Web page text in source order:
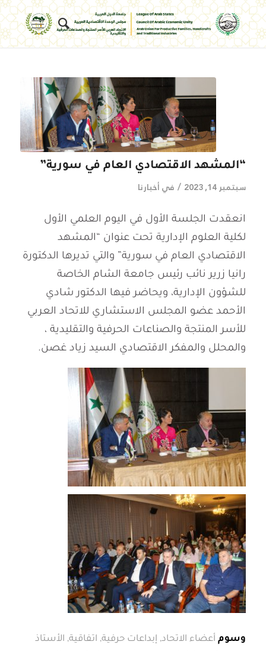
“المشهد الاقتصادي العام في سورية”
سبتمبر 14, 2023 / في أخبارنا
انعقدت الجلسة الأول في اليوم العلمي الأول
لكلية العلوم الإدارية تحت عنوان “المشهد
الاقتصادي العام في سورية” والتي تديرها الدكتورة
رانيا زرير نائب رئيس جامعة الشام الخاصة
للشؤون الإدارية، ويحاضر فيها الدكتور شادي
الأحمد عضو المجلس الاستشاري للاتحاد العربي
للأسر المنتجة والصناعات الحرفية والتقليدية ،
والمحلل والمفكر الاقتصادي السيد زياد غصن.
وسوم أعضاء الاتحاد, إبداعات حرفية, اتفاقية, الأستاذ